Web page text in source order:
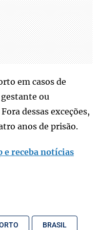
em casos de
ou
dessas exceções,
anos de prisão.
e receba notícias
BRASIL